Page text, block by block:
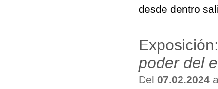
desde dentro
poder del
Del 07.02.2024